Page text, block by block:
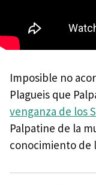
Imposible no
Plagueis que
venganza de los
Palpatine de la
conocimiento de